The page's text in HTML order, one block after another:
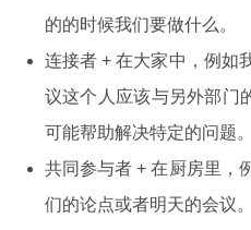
的的时候我们要做什么。
连接者 + 在大家中，例如
议这个人应该与另外部门
可能帮助解决特定的问题。
共同参与者 + 在厨房里，
们的论点或者明天的会议。